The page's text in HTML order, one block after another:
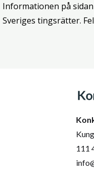
Informationen på
Sveriges tingsrätter.
111